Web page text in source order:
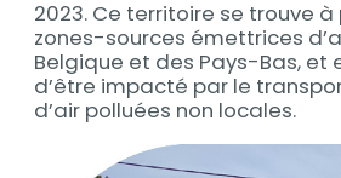
2023. Ce territoire se trouve
zones-sources émettrices
Belgique et des Pays-Bas, et
d’être impacté par le
d’air polluées non locales.
Contenu